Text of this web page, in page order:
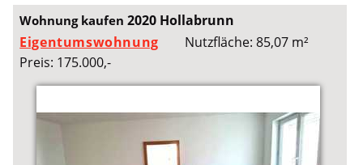
Wohnung kaufen2020 Hollabrunn
Eigentumswohnung
Nutzfläche: 85,07 m²
Preis: 175.000,-